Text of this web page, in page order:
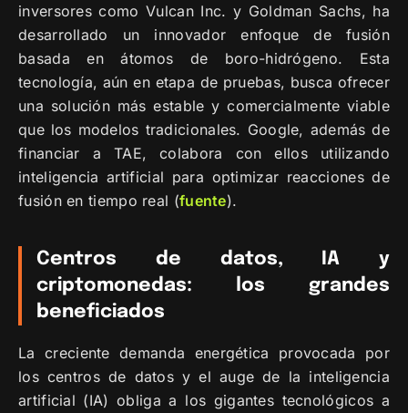
inversores como Vulcan Inc. y Goldman Sachs, ha
desarrollado un innovador enfoque de fusión
basada en átomos de boro-hidrógeno. Esta
tecnología, aún en etapa de pruebas, busca ofrecer
una solución más estable y comercialmente viable
que los modelos tradicionales. Google, además de
financiar a TAE, colabora con ellos utilizando
inteligencia artificial para optimizar reacciones de
fusión en tiempo real (fuente).
Centros de datos, IA y
criptomonedas: los grandes
beneficiados
La creciente demanda energética provocada por
los centros de datos y el auge de la inteligencia
artificial (IA) obliga a los gigantes tecnológicos a